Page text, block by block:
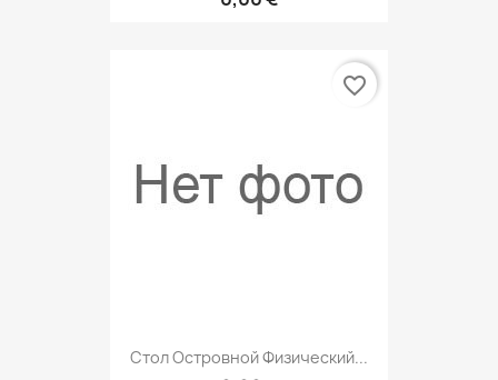
Стол Островной Физический...
favorite_border